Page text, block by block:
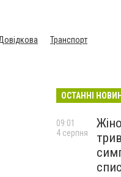
Транспорт
ОСТАННІ
09:01
4 серпня